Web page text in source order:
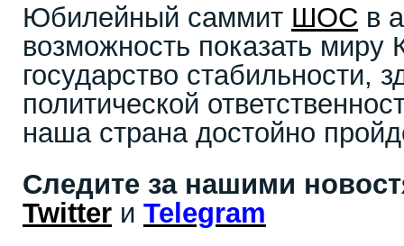
Юбилейный саммит ШОС в
возможность показать миру
государство стабильности,
политической
наша страна достойно
Следите за нашими
Twitter и Telegram